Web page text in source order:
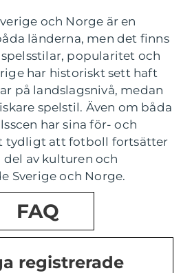
och Norge är en
länderna, men det finns
popularitet och
har historiskt sett haft
på landslagsnivå, medan
spelstil. Även om båda
har sina för- och
tydligt att fotboll fortsätter
av kulturen och
Sverige och Norge.
FAQ
registrerade